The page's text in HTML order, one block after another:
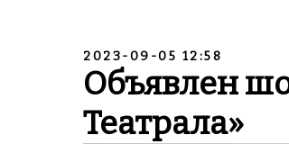
2023-09-05 12:58
Объявлен
Театрала»